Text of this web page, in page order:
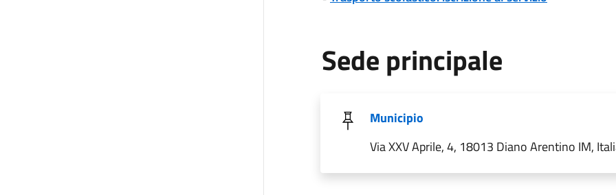
Sede principale
Municipio
Via XXV Aprile, 4, 18013 Diano Arentino IM,